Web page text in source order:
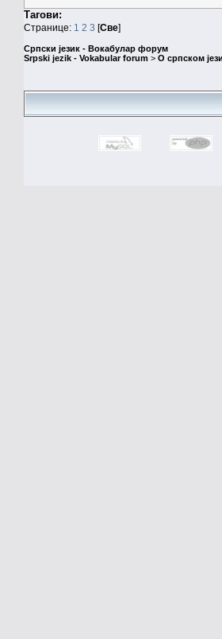
Тагови:
Странице: 1 2 3 [Све]
Српски језик - Вокабулар форум
Srpski jezik - Vokabular forum > О српском